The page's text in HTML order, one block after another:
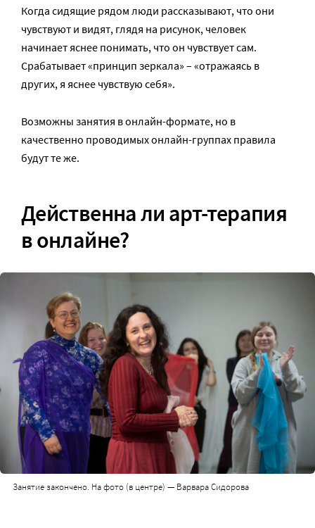
Когда сидящие рядом люди рассказывают, что они
чувствуют и видят, глядя на рисунок, человек
начинает яснее понимать, что он чувствует сам.
Срабатывает «принцип зеркала» – «отражаясь в
других, я яснее чувствую себя».
Возможны занятия в онлайн-формате, но в
качественно проводимых онлайн-группах правила
будут те же.
Действенна ли арт-терапия
в онлайне?
Занятие закончено. На фото (в центре) — Варвара Сидорова